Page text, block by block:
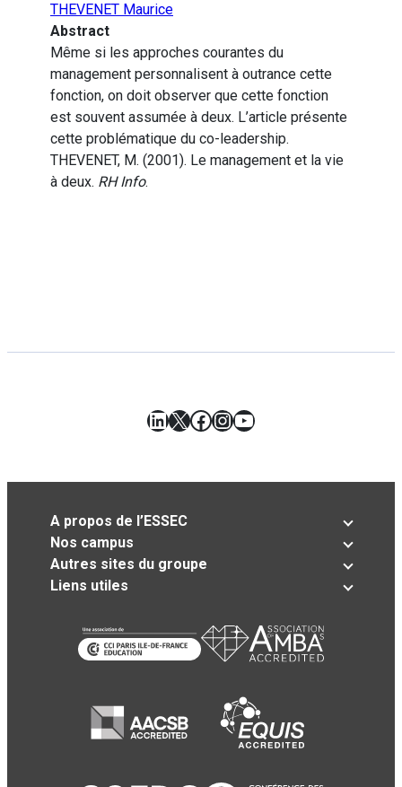
THEVENET Maurice
Abstract
Même si les approches courantes du
management personnalisent à outrance cette
fonction, on doit observer que cette fonction
est souvent assumée à deux. L’article présente
cette problématique du co-leadership.
THEVENET, M. (2001). Le management et la vie
à deux. RH Info.
LinkedIn
X Facebook
Instagram
YouTube
A propos de l’ESSEC
Nos campus
Autres sites du groupe
Liens utiles